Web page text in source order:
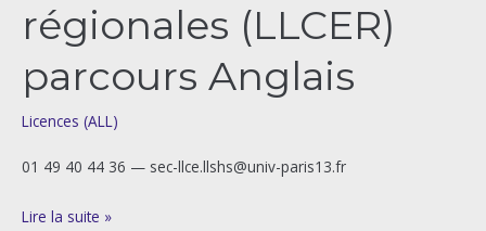
régionales (LLCER)
parcours Anglais
Licences (ALL)
01 49 40 44 36 — sec-llce.llshs@univ-paris13.fr
Lire la suite »